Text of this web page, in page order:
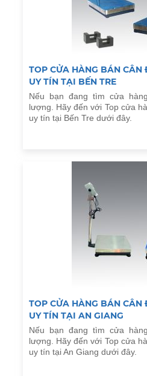
TOP CỬA HÀNG BÁN CÂN
UY TÍN TẠI BẾN TRE
Nếu bạn đang tìm cửa
lượng. Hãy đến với Top cửa
uy tín tại Bến Tre dưới đây.
TOP CỬA HÀNG BÁN CÂN
UY TÍN TẠI AN GIANG
Nếu bạn đang tìm cửa
lượng. Hãy đến với Top cửa
uy tín tại An Giang dưới đây.